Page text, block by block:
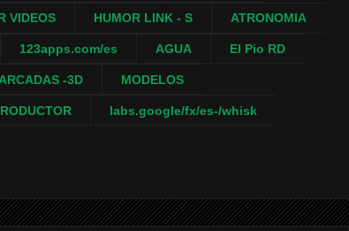
VIDEOS HUMOR LINK - S ATRONOMIA
123apps.com/es AGUA El Pio RD
-3D MODELOS
labs.google/fx/es-/whisk